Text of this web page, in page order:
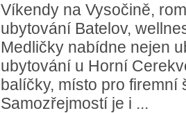
Víkendy na Vysočině,
ubytování Batelov,
Medličky nabídne nejen
ubytování u Horní
balíčky, místo pro firemní
Samozřejmostí je i ...